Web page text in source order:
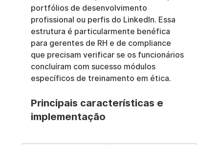
portfólios de desenvolvimento
profissional ou perfis do LinkedIn. Essa
estrutura é particularmente benéfica
para gerentes de RH e de compliance
que precisam verificar se os funcionários
concluíram com sucesso módulos
específicos de treinamento em ética.
Principais características e
implementação